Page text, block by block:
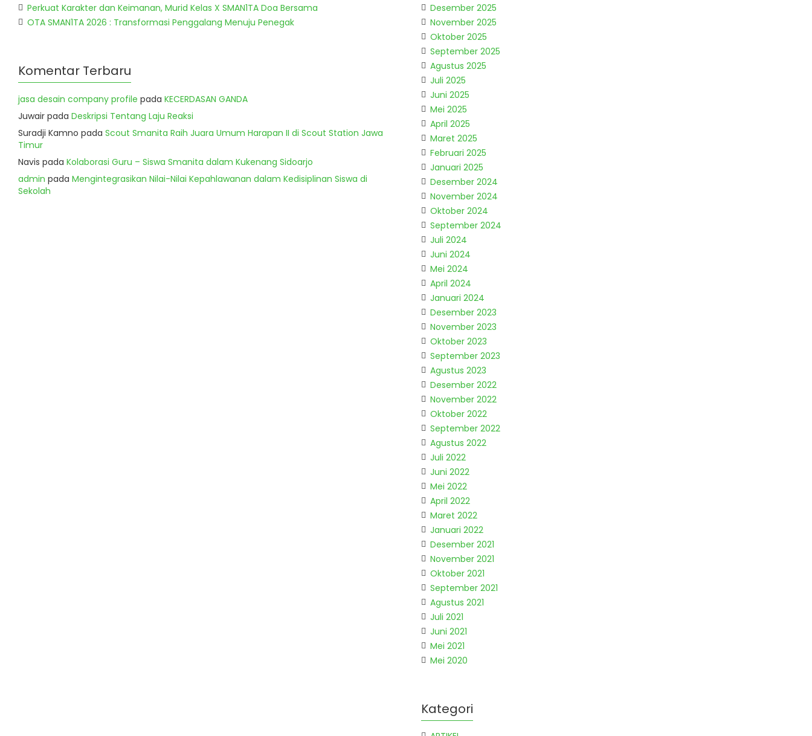
Perkuat Karakter dan Keimanan, Murid Kelas X SMAN1TA Doa Bersama
OTA SMAN1TA 2026 : Transformasi Penggalang Menuju Penegak
Komentar Terbaru
jasa desain company profile pada KECERDASAN GANDA
Juwair pada Deskripsi Tentang Laju Reaksi
Suradji Kamno pada Scout Smanita Raih Juara Umum Harapan II di Scout Station Jawa
Timur
Navis pada Kolaborasi Guru – Siswa Smanita dalam Kukenang Sidoarjo
admin pada Mengintegrasikan Nilai-Nilai Kepahlawanan dalam Kedisiplinan Siswa di
Sekolah
Desember 2025
November 2025
Oktober 2025
September 2025
Agustus 2025
Juli 2025
Juni 2025
Mei 2025
April 2025
Maret 2025
Februari 2025
Januari 2025
Desember 2024
November 2024
Oktober 2024
September 2024
Juli 2024
Juni 2024
Mei 2024
April 2024
Januari 2024
Desember 2023
November 2023
Oktober 2023
September 2023
Agustus 2023
Desember 2022
November 2022
Oktober 2022
September 2022
Agustus 2022
Juli 2022
Juni 2022
Mei 2022
April 2022
Maret 2022
Januari 2022
Desember 2021
November 2021
Oktober 2021
September 2021
Agustus 2021
Juli 2021
Juni 2021
Mei 2021
Mei 2020
Kategori